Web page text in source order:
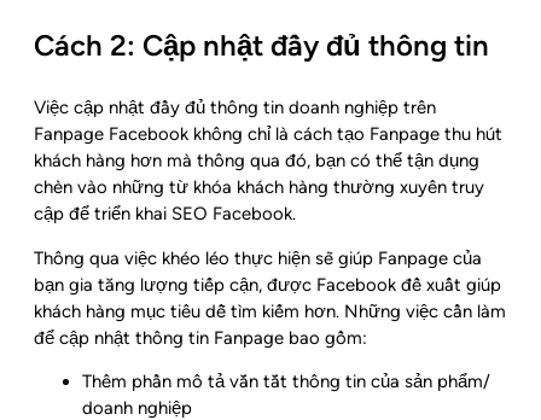
Cách 2: Cập nhật đầy đủ thông tin
Việc cập nhật đầy đủ thông tin doanh nghiệp trên
Fanpage Facebook không chỉ là cách tạo Fanpage thu hút
khách hàng hơn mà thông qua đó, bạn có thể tận dụng
chèn vào những từ khóa khách hàng thường xuyên truy
cập để triển khai SEO Facebook.
Thông qua việc khéo léo thực hiện sẽ giúp Fanpage của
bạn gia tăng lượng tiếp cận, được Facebook đề xuất giúp
khách hàng mục tiêu dễ tìm kiếm hơn. Những việc cần làm
để cập nhật thông tin Fanpage bao gồm:
Thêm phần mô tả vắn tắt thông tin của sản phẩm/
doanh nghiệp